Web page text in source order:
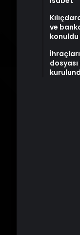
ve
konuldu